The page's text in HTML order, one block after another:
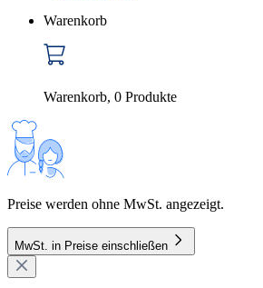
Warenkorb
Warenkorb, 0 Produkte
Preise werden ohne MwSt. angezeigt.
MwSt. in Preise einschließen